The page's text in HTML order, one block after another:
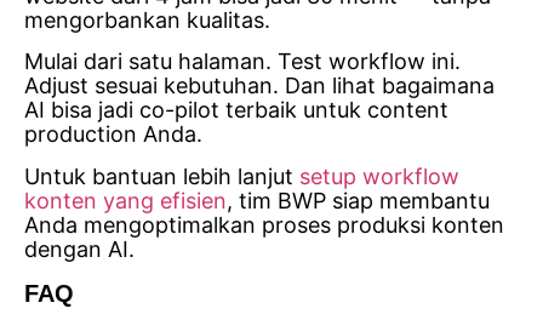
mengorbankan kualitas.
Mulai dari satu halaman. Test workflow ini.
Adjust sesuai kebutuhan. Dan lihat bagaimana
AI bisa jadi co-pilot terbaik untuk content
production Anda.
Untuk bantuan lebih lanjut setup workflow
konten yang efisien, tim BWP siap membantu
Anda mengoptimalkan proses produksi konten
dengan AI.
FAQ